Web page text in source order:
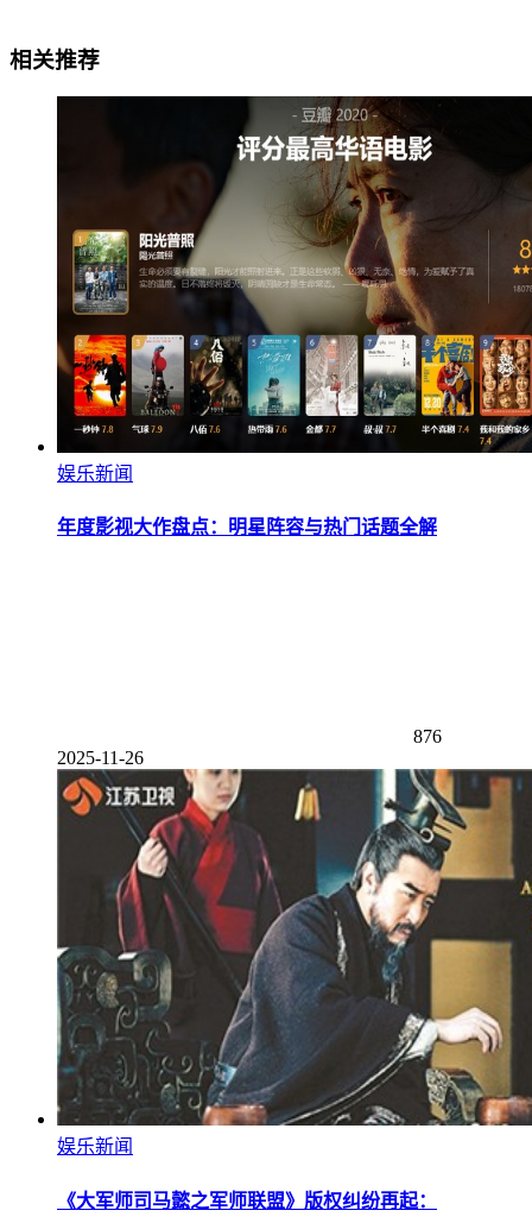
相关推荐
娱乐新闻
年度影视大作盘点：明星阵容与热门话题全解
876
2025-11-26
娱乐新闻
《大军师司马懿之军师联盟》版权纠纷再起：